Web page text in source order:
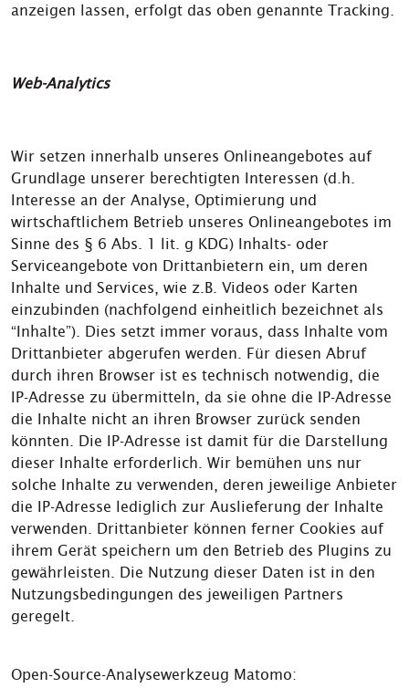
anzeigen lassen, erfolgt das oben genannte Tracking.
Web-Analytics
Wir setzen innerhalb unseres Onlineangebotes auf
Grundlage unserer berechtigten Interessen (d.h.
Interesse an der Analyse, Optimierung und
wirtschaftlichem Betrieb unseres Onlineangebotes im
Sinne des § 6 Abs. 1 lit. g KDG) Inhalts- oder
Serviceangebote von Drittanbietern ein, um deren
Inhalte und Services, wie z.B. Videos oder Karten
einzubinden (nachfolgend einheitlich bezeichnet als
“Inhalte”). Dies setzt immer voraus, dass Inhalte vom
Drittanbieter abgerufen werden. Für diesen Abruf
durch ihren Browser ist es technisch notwendig, die
IP-Adresse zu übermitteln, da sie ohne die IP-Adresse
die Inhalte nicht an ihren Browser zurück senden
könnten. Die IP-Adresse ist damit für die Darstellung
dieser Inhalte erforderlich. Wir bemühen uns nur
solche Inhalte zu verwenden, deren jeweilige Anbieter
die IP-Adresse lediglich zur Auslieferung der Inhalte
verwenden. Drittanbieter können ferner Cookies auf
ihrem Gerät speichern um den Betrieb des Plugins zu
gewährleisten. Die Nutzung dieser Daten ist in den
Nutzungsbedingungen des jeweiligen Partners
geregelt.
Open-Source-Analysewerkzeug Matomo: